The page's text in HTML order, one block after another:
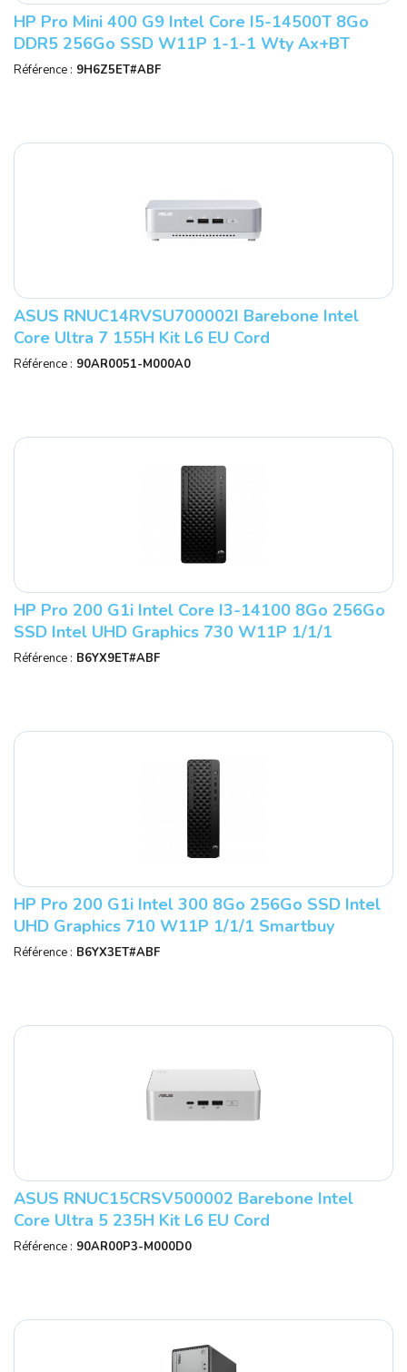
HP Pro Mini 400 G9 Intel Core I5-14500T 8Go
DDR5 256Go SSD W11P 1-1-1 Wty Ax+BT
Référence : 9H6Z5ET#ABF
ASUS RNUC14RVSU700002I Barebone Intel
Core Ultra 7 155H Kit L6 EU Cord
Référence : 90AR0051-M000A0
HP Pro 200 G1i Intel Core I3-14100 8Go 256Go
SSD Intel UHD Graphics 730 W11P 1/1/1
Smartbuy
Référence : B6YX9ET#ABF
HP Pro 200 G1i Intel 300 8Go 256Go SSD Intel
UHD Graphics 710 W11P 1/1/1 Smartbuy
Référence : B6YX3ET#ABF
ASUS RNUC15CRSV500002 Barebone Intel
Core Ultra 5 235H Kit L6 EU Cord
Référence : 90AR00P3-M000D0